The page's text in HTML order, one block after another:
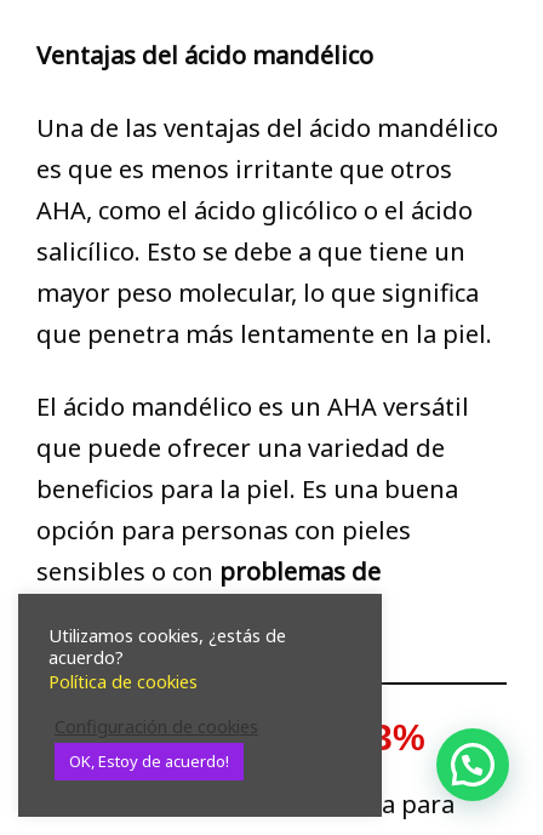
Ventajas del ácido mandélico
Una de las ventajas del ácido mandélico
es que es menos irritante que otros
AHA, como el ácido glicólico o el ácido
salicílico. Esto se debe a que tiene un
mayor peso molecular, lo que significa
que penetra más lentamente en la piel.
El ácido mandélico es un AHA versátil
que puede ofrecer una variedad de
beneficios para la piel. Es una buena
opción para personas con pieles
sensibles o con problemas de
Ácido tranexámico 3%
El ácido tranexámico 3% se usa para
Utilizamos cookies, ¿estás de
acuerdo?
Política de cookies
Configuración de cookies
OK, Estoy de acuerdo!